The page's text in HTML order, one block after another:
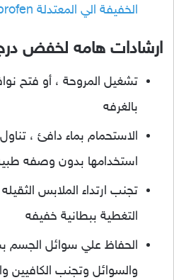
الخفيفة الي المعتدلة Nova profen
ارشادات هامه لخفض
تشغيل المروحة ، أو فتح
بالغرفه
الاستحمام بماء دافئ ،
استخدامها بدون وصفه
تجنب ارتداء الملابس
التغطية ببطانية خفيفه
الحفاظ علي سوائل الجسم
والسوائل وتجنب الكافيين